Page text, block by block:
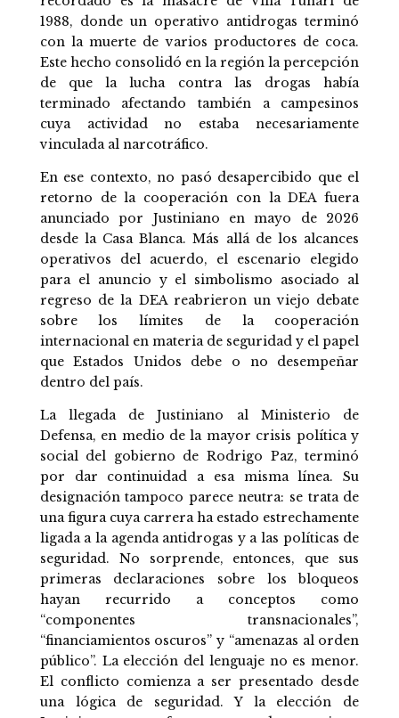
1988, donde un operativo antidrogas terminó
con la muerte de varios productores de coca.
Este hecho consolidó en la región la percepción
de que la lucha contra las drogas había
terminado afectando también a campesinos
cuya actividad no estaba necesariamente
vinculada al narcotráfico.
En ese contexto, no pasó desapercibido que el
retorno de la cooperación con la DEA fuera
anunciado por Justiniano en mayo de 2026
desde la Casa Blanca. Más allá de los alcances
operativos del acuerdo, el escenario elegido
para el anuncio y el simbolismo asociado al
regreso de la DEA reabrieron un viejo debate
sobre los límites de la cooperación
internacional en materia de seguridad y el papel
que Estados Unidos debe o no desempeñar
dentro del país.
La llegada de Justiniano al Ministerio de
Defensa, en medio de la mayor crisis política y
social del gobierno de Rodrigo Paz, terminó
por dar continuidad a esa misma línea. Su
designación tampoco parece neutra: se trata de
una figura cuya carrera ha estado estrechamente
ligada a la agenda antidrogas y a las políticas de
seguridad. No sorprende, entonces, que sus
primeras declaraciones sobre los bloqueos
hayan recurrido a conceptos como
“componentes transnacionales”,
“financiamientos oscuros” y “amenazas al orden
público”. La elección del lenguaje no es menor.
El conflicto comienza a ser presentado desde
una lógica de seguridad. Y la elección de